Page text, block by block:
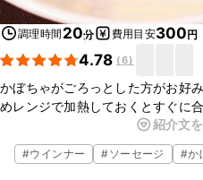
調理時間 20分 費用目安300円
4.78 (6)
かぼちゃがごろっとした方がお好
めレンジで加熱しておくとすぐに
ウィンナーの代わりに、ベーコン
をして是非お試しくださいね。
紹介文
#ウインナー #ソーセージ #か